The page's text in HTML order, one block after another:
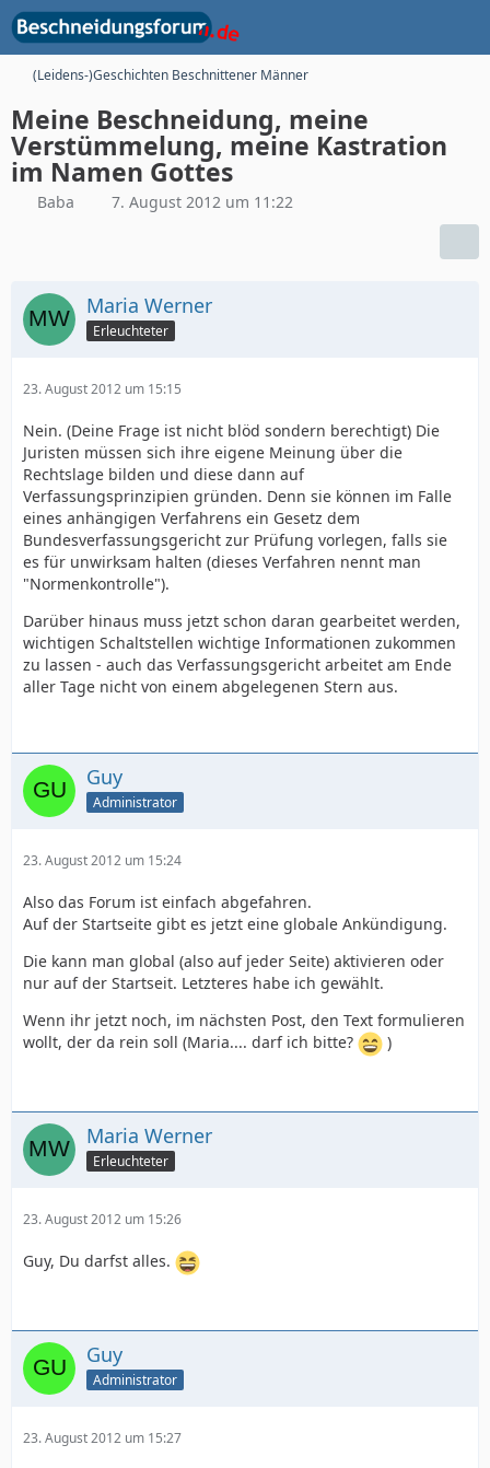
(Leidens-)Geschichten Beschnittener Männer
Meine Beschneidung, meine
Verstümmelung, meine Kastration
im Namen Gottes
Baba 7. August 2012 um 11:22
Maria Werner
Erleuchteter
23. August 2012 um 15:15
Nein. (Deine Frage ist nicht blöd sondern berechtigt) Die
Juristen müssen sich ihre eigene Meinung über die
Rechtslage bilden und diese dann auf
Verfassungsprinzipien gründen. Denn sie können im Falle
eines anhängigen Verfahrens ein Gesetz dem
Bundesverfassungsgericht zur Prüfung vorlegen, falls sie
es für unwirksam halten (dieses Verfahren nennt man
"Normenkontrolle").
Darüber hinaus muss jetzt schon daran gearbeitet werden,
wichtigen Schaltstellen wichtige Informationen zukommen
zu lassen - auch das Verfassungsgericht arbeitet am Ende
aller Tage nicht von einem abgelegenen Stern aus.
Guy
Administrator
23. August 2012 um 15:24
Also das Forum ist einfach abgefahren.
Auf der Startseite gibt es jetzt eine globale Ankündigung.
Die kann man global (also auf jeder Seite) aktivieren oder
nur auf der Startseit. Letzteres habe ich gewählt.
Wenn ihr jetzt noch, im nächsten Post, den Text formulieren
wollt, der da rein soll (Maria.... darf ich bitte?
)
Maria Werner
Erleuchteter
23. August 2012 um 15:26
Guy, Du darfst alles.
Guy
Administrator
23. August 2012 um 15:27